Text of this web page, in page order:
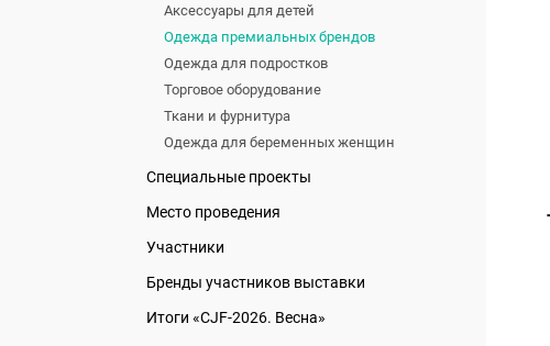
Аксессуары для детей
Одежда премиальных брендов
Одежда для подростков
Торговое оборудование
Ткани и фурнитура
Одежда для беременных женщин
Специальные проекты
Место проведения
Участники
Бренды участников выставки
Итоги «CJF-2026. Весна»